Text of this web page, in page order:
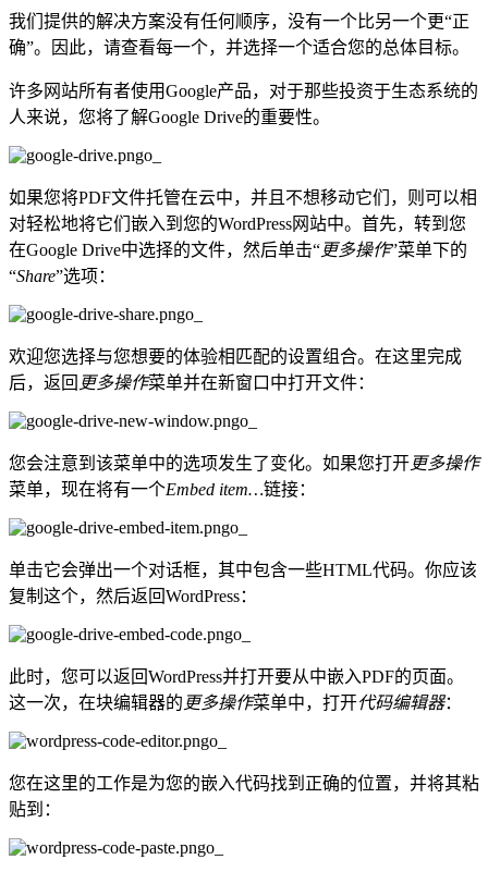
我们提供的解决方案没有任何顺序，没有一个比另一个更“正
确”。因此，请查看每一个，并选择一个适合您的总体目标。
许多网站所有者使用Google产品，对于那些投资于生态系统的
人来说，您将了解Google Drive的重要性。
如果您将PDF文件托管在云中，并且不想移动它们，则可以相
对轻松地将它们嵌入到您的WordPress网站中。首先，转到您
在Google Drive中选择的文件，然后单击“更多操作”菜单下的
“Share”选项：
欢迎您选择与您想要的体验相匹配的设置组合。在这里完成
后，返回 更多操作菜单并在新窗口中打开文件：
您会注意到该菜单中的选项发生了变化。如果您打开更多操作
菜单，现在将有一个Embed item…链接：
单击它会弹出一个对话框，其中包含一些HTML代码。你应该
复制这个，然后返回WordPress：
此时，您可以返回WordPress并打开要从中嵌入PDF的页面。
这一次，在块编辑器的 更多操作菜单中，打开代码编辑器：
您在这里的工作是为您的嵌入代码找到正确的位置，并将其粘
贴到：